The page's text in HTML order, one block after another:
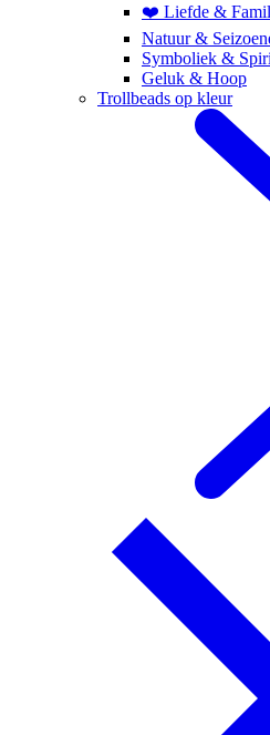
❤️ Liefde &
Natuur &
Symboliek &
Geluk & Hoop
Trollbeads op kleur